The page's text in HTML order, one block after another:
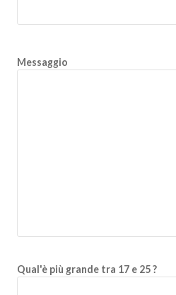
Messaggio
Qual'è più grande tra 17 e 25 ?